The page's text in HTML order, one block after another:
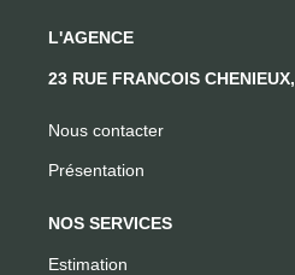
L'AGENCE
23 RUE FRANCOIS
Nous contacter
Présentation
NOS SERVICES
Estimation